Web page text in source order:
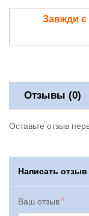
Завжди є
Отзывы (0)
Оставьте отзыв
Написать отзыв
Ваш отзыв